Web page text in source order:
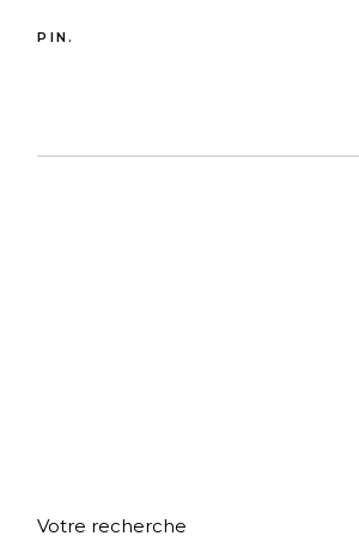
PIN.
Votre recherche